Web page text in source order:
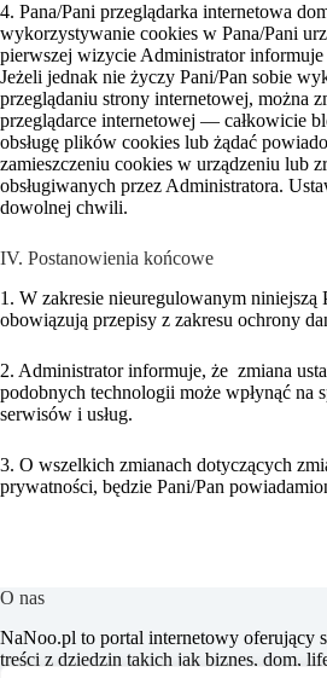
4. Pana/Pani przeglądarka internetowa
wykorzystywanie cookies w Pana/Pani
pierwszej wizycie Administrator
Jeżeli jednak nie życzy Pani/Pan sobie
przeglądaniu strony internetowej, można
przeglądarce internetowej — całkowicie
obsługę plików cookies lub żądać
zamieszczeniu cookies w urządzeniu lub
obsługiwanych przez Administratora.
dowolnej chwili.
IV. Postanowienia końcowe
1. W zakresie nieuregulowanym niniejszą
obowiązują przepisy z zakresu ochrony
2. Administrator informuje, że zmiana
podobnych technologii może wpłynąć na
serwisów i usług.
3. O wszelkich zmianach dotyczących
prywatności, będzie Pani/Pan
O nas
​NaNoo.pl to portal internetowy oferujący
treści z dziedzin takich jak biznes, dom,